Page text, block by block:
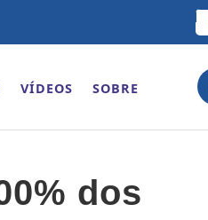
VÍDEOS SOBRE
dos